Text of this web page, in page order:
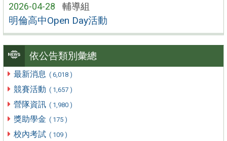
2026-04-28 輔導組
明倫高中Open Day活動
依公告類別彙總
最新消息 ( 6,018 )
競賽活動 ( 1,657 )
營隊資訊 ( 1,980 )
獎助學金 ( 175 )
校內考試 ( 109 )